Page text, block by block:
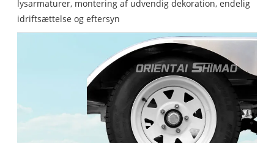
lysarmaturer, montering af udvendig dekoration, endelig
idriftsættelse og eftersyn